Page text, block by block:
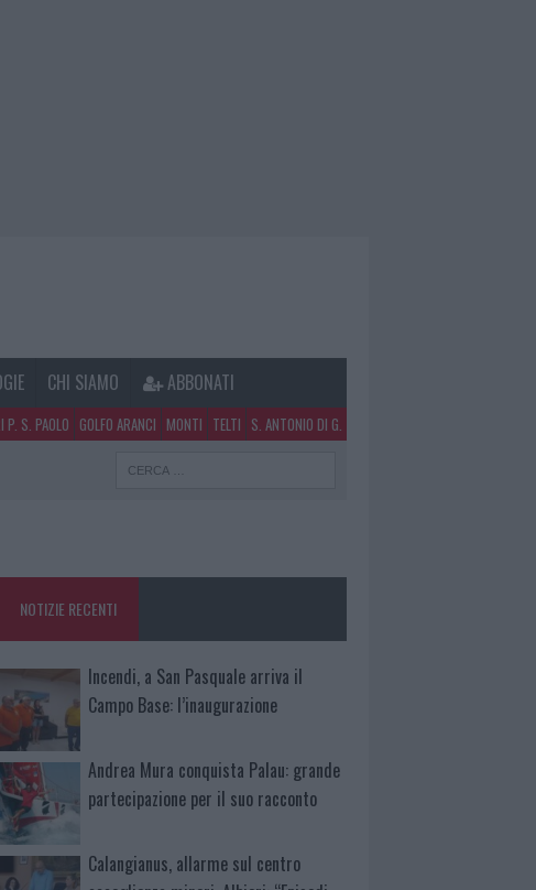
CHI SIAMO ABBONATI
P. S. PAOLO GOLFO ARANCI MONTI TELTI S. ANTONIO DI G.
NOTIZIE RECENTI
Incendi, a San Pasquale arriva il
Campo Base: l’inaugurazione
Andrea Mura conquista Palau: grande
partecipazione per il suo racconto
Calangianus, allarme sul centro